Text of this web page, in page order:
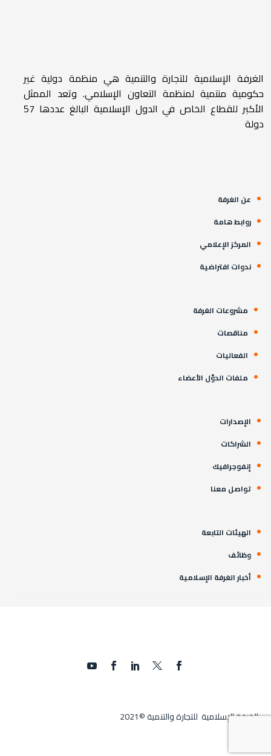
الغرفة الإسلامية للتجارة والتنمية هي منظمة دولية غير
حكومية منتمية لمنظمة التعاون الإسلامي. وتعد الممثل
الأكبر للقطاع الخاص في الدول الإسلامية البالغ عددها 57
دولة
عن الغرفة
روابط هامة
المركز الإعلامي
ندوات افتراضية
مشروعات الغرفة
مناقصات
الفعاليات
ملفات الدوّل الأعضاء
الإصدارات
الشراكات
إنفوجرافيك
تواصل معنا
الهيئات التابعة
وظائف
أخبار الغرفة الإسلامية
الغرفة الإسلامية للتجارة والتنمية ©2021